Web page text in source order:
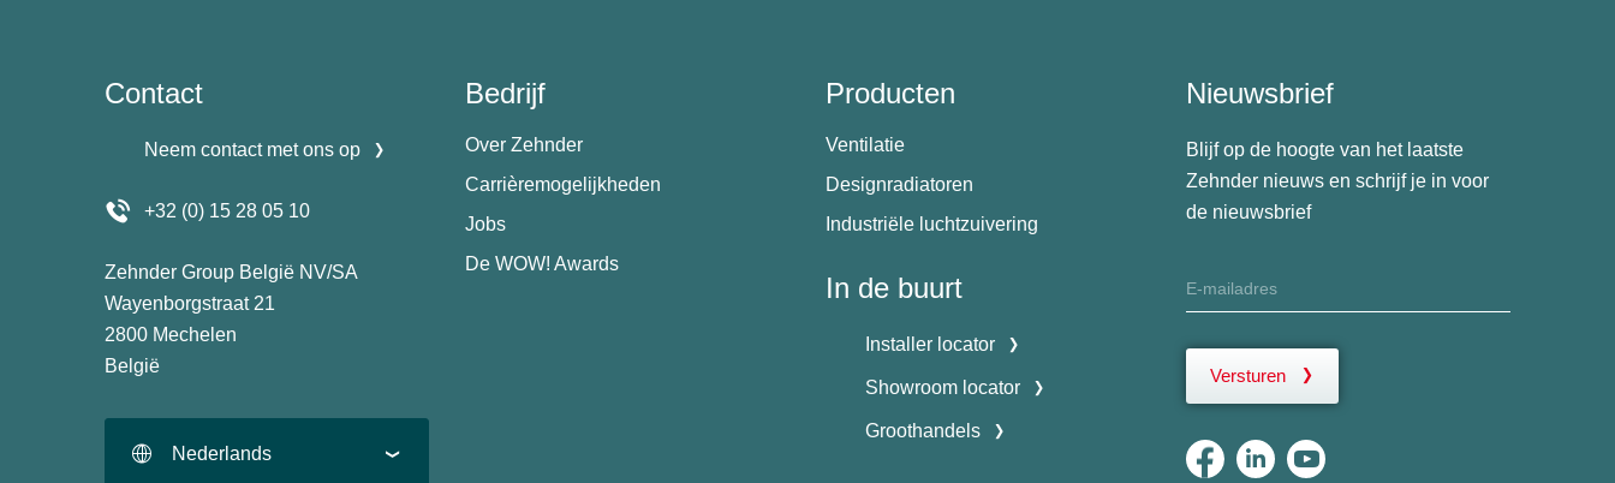
Contact
Neem contact met ons op
+32 (0) 15 28 05 10
Zehnder Group België NV/SA
Wayenborgstraat 21
2800 Mechelen
België
Nederlands
Bedrijf
Over Zehnder
Carrièremogelijkheden
Jobs
De WOW! Awards
Producten
Ventilatie
Designradiatoren
Industriële luchtzuivering
In de buurt
Installer locator
Showroom locator
Groothandels
Nieuwsbrief
Blijf op de hoogte van het laatste
Zehnder nieuws en schrijf je in voor
de nieuwsbrief
Versturen